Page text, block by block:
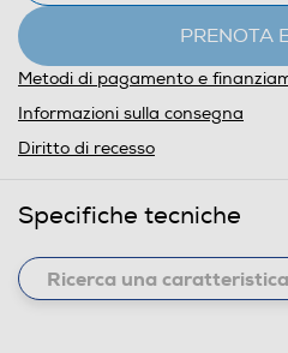
PRENOTA
Metodi di pagamento e
Informazioni sulla consegna
Diritto di recesso
Specifiche tecniche